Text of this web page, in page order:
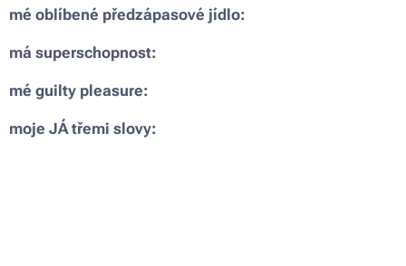
mé oblíbené předzápasové jídlo:
má superschopnost:
mé guilty pleasure:
moje JÁ třemi slovy: